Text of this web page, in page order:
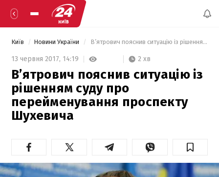
Київ Новини України В’ятрович пояснив ситуацію із рішенням суду про перейменування проспекту Шухевича
13 червня 2017, 14:19 2 хв
В’ятрович пояснив ситуацію із
рішенням суду про
перейменування проспекту
Шухевича